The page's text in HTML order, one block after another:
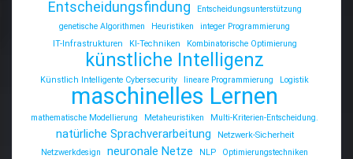
Entscheidungsfindung
Entscheidungsunterstützung
genetische Algorithmen
Heuristiken
integer Programmierung
IT-Infrastrukturen
KI-Techniken Kombinatorische Optimierung
künstliche Intelligenz
Künstlich Intelligente Cybersecurity lineare Programmierung Logistik
maschinelles Lernen
mathematische Modellierung Metaheuristiken Multi-Kriterien-Entscheidung.
natürliche Sprachverarbeitung
Netzwerk-Sicherheit
Netzwerkdesign
neuronale Netze NLP
Optimierungstechniken